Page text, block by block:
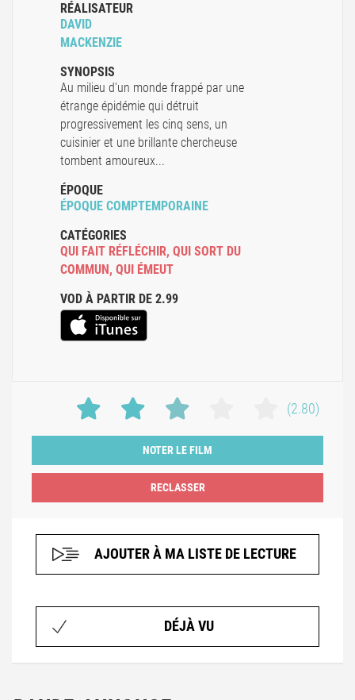
RÉALISATEUR
DAVID
MACKENZIE
SYNOPSIS
Au milieu d'un monde frappé par une
étrange épidémie qui détruit
progressivement les cinq sens, un
cuisinier et une brillante chercheuse
tombent amoureux...
ÉPOQUE
ÉPOQUE COMPTEMPORAINE
CATÉGORIES
QUI FAIT RÉFLÉCHIR, QUI SORT DU
COMMUN , QUI ÉMEUT
VOD À PARTIR DE 2.99
(2.80)
NOTER LE FILM
AJOUTER À MA LISTE DE LECTURE
DÉJÀ VU